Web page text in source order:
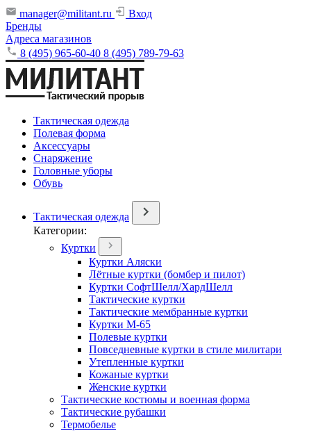
manager@militant.ru
Вход
Бренды
Адреса магазинов
8 (495) 965-60-40 8 (495) 789-79-63
Тактическая одежда
Полевая форма
Аксессуары
Снаряжение
Головные уборы
Обувь
Тактическая одежда
Категории:
Куртки
Куртки Аляски
Лётные куртки (бомбер и пилот)
Куртки СофтШелл/ХардШелл
Тактические куртки
Тактические мембранные куртки
Куртки М-65
Полевые куртки
Повседневные куртки в стиле милитари
Утепленные куртки
Кожаные куртки
Женские куртки
Тактические костюмы и военная форма
Тактические рубашки
Термобелье